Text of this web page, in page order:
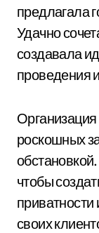
предлагала
Удачно
создавала
проведения
Организация
роскошных
чтобы
своих